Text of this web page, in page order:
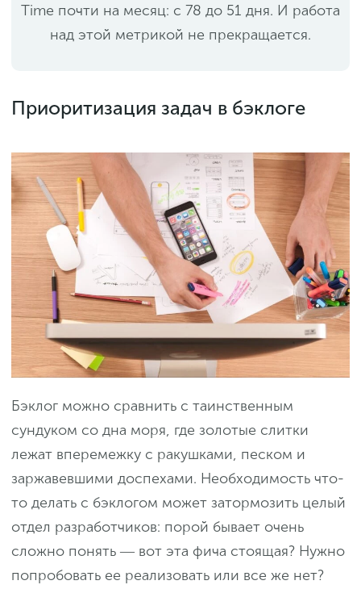
Time почти на месяц: с 78 до 51 дня. И работа
над этой метрикой не прекращается.
Приоритизация задач в бэклоге
Бэклог можно сравнить с таинственным
сундуком со дна моря, где золотые слитки
лежат вперемежку с ракушками, песком и
заржавевшими доспехами. Необходимость что-
то делать с бэклогом может затормозить целый
отдел разработчиков: порой бывает очень
сложно понять ― вот эта фича стоящая? Нужно
попробовать ее реализовать или все же нет?